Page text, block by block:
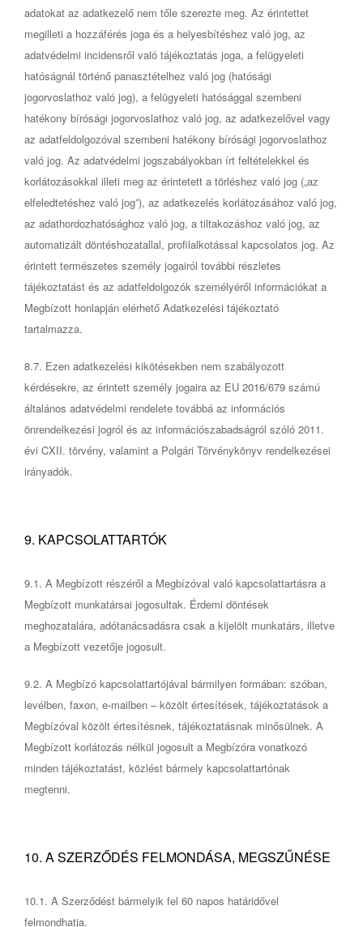
adatokat az adatkezelő nem tőle szerezte meg. Az érintettet
megilleti a hozzáférés joga és a helyesbítéshez való jog, az
adatvédelmi incidensről való tájékoztatás joga, a felügyeleti
hatóságnál történő panasztételhez való jog (hatósági
jogorvoslathoz való jog), a felügyeleti hatósággal szembeni
hatékony bírósági jogorvoslathoz való jog, az adatkezelővel vagy
az adatfeldolgozóval szembeni hatékony bírósági jogorvoslathoz
való jog. Az adatvédelmi jogszabályokban írt feltételekkel és
korlátozásokkal illeti meg az érintetett a törléshez való jog („az
elfeledtetéshez való jog”), az adatkezelés korlátozásához való jog,
az adathordozhatósághoz való jog, a tiltakozáshoz való jog, az
automatizált döntéshozatallal, profilalkotással kapcsolatos jog. Az
érintett természetes személy jogairól további részletes
tájékoztatást és az adatfeldolgozók személyéről információkat a
Megbízott honlapján elérhető Adatkezelési tájékoztató
tartalmazza.
8.7. Ezen adatkezelési kikötésekben nem szabályozott
kérdésekre, az érintett személy jogaira az EU 2016/679 számú
általános adatvédelmi rendelete továbbá az információs
önrendelkezési jogról és az információszabadságról szóló 2011.
évi CXII. törvény, valamint a Polgári Törvénykönyv rendelkezései
irányadók.
9. KAPCSOLATTARTÓK
9.1. A Megbízott részéről a Megbízóval való kapcsolattartásra a
Megbízott munkatársai jogosultak. Érdemi döntések
meghozatalára, adótanácsadásra csak a kijelölt munkatárs, illetve
a Megbízott vezetője jogosult.
9.2. A Megbízó kapcsolattartójával bármilyen formában: szóban,
levélben, faxon, e-mailben – közölt értesítések, tájékoztatások a
Megbízóval közölt értesítésnek, tájékoztatásnak minősülnek. A
Megbízott korlátozás nélkül jogosult a Megbízóra vonatkozó
minden tájékoztatást, közlést bármely kapcsolattartónak
megtenni.
10. A SZERZŐDÉS FELMONDÁSA, MEGSZŰNÉSE
10.1. A Szerződést bármelyik fel 60 napos határidővel
felmondhatja.